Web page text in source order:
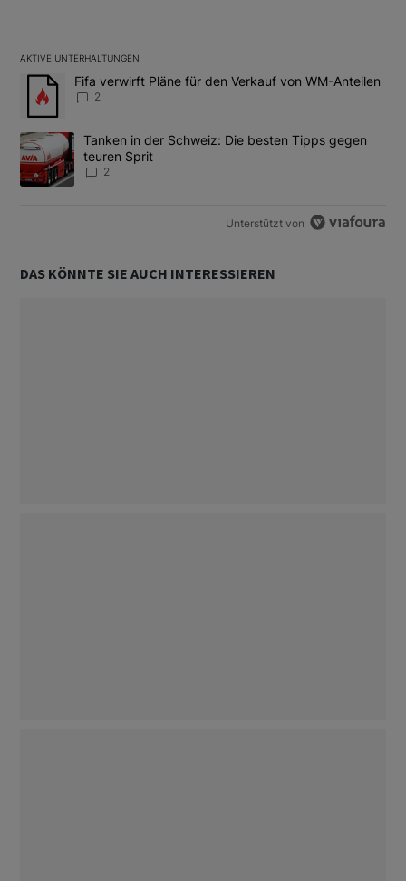
AKTIVE UNTERHALTUNGEN
Das Folgende ist eine Liste der am meisten kommentierten
Ein Trendartikel mit dem Titel "Fifa verwirft Pläne für den
Fifa verwirft Pläne für den Verkauf von WM-Anteilen
2
Ein Trendartikel mit dem Titel "Tanken in der Schweiz: Die
Tanken in der Schweiz: Die besten Tipps gegen
teuren Sprit
2
Unterstützt von
DAS KÖNNTE SIE AUCH INTERESSIEREN